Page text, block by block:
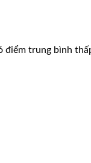
điểm trung bình